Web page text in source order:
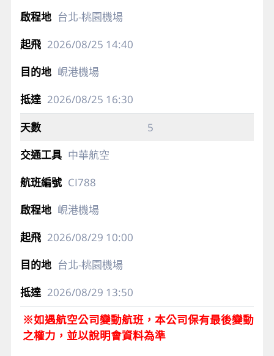
台北-桃園機場
2026/08/25 14:40
峴港機場
2026/08/25 16:30
5
中華航空
CI788
峴港機場
2026/08/29 10:00
台北-桃園機場
2026/08/29 13:50
※如遇航空公司變動航班，本公司保有最後變動
之權力，並以說明會資料為準